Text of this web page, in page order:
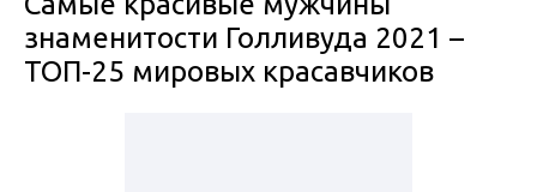
знаменитости Голливуда 2021 –
ТОП-25 мировых красавчиков